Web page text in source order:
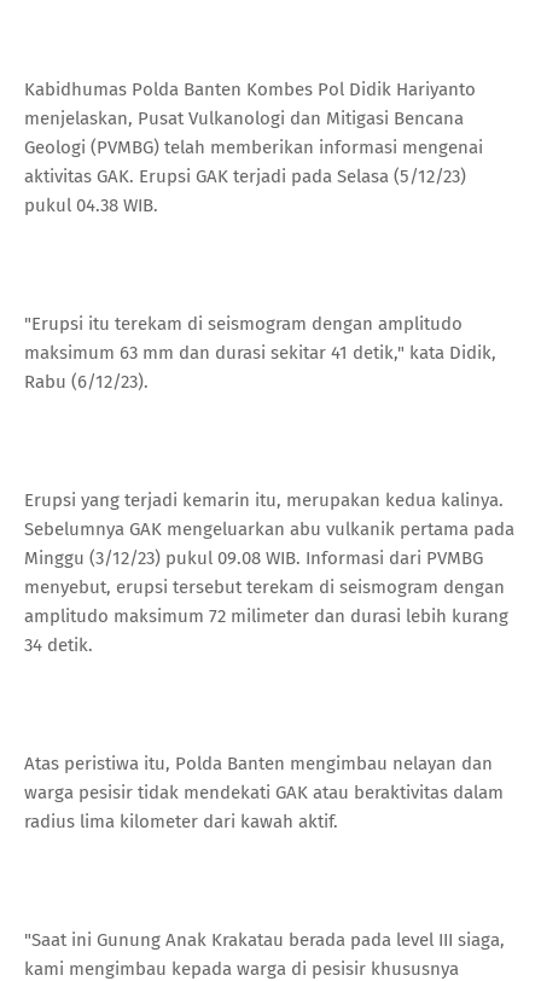
Kabidhumas Polda Banten Kombes Pol Didik Hariyanto
menjelaskan, Pusat Vulkanologi dan Mitigasi Bencana
Geologi (PVMBG) telah memberikan informasi mengenai
aktivitas GAK. Erupsi GAK terjadi pada Selasa (5/12/23)
pukul 04.38 WIB.
"Erupsi itu terekam di seismogram dengan amplitudo
maksimum 63 mm dan durasi sekitar 41 detik," kata Didik,
Rabu (6/12/23).
Erupsi yang terjadi kemarin itu, merupakan kedua kalinya.
Sebelumnya GAK mengeluarkan abu vulkanik pertama pada
Minggu (3/12/23) pukul 09.08 WIB. Informasi dari PVMBG
menyebut, erupsi tersebut terekam di seismogram dengan
amplitudo maksimum 72 milimeter dan durasi lebih kurang
34 detik.
Atas peristiwa itu, Polda Banten mengimbau nelayan dan
warga pesisir tidak mendekati GAK atau beraktivitas dalam
radius lima kilometer dari kawah aktif.
"Saat ini Gunung Anak Krakatau berada pada level III siaga,
kami mengimbau kepada warga di pesisir khususnya